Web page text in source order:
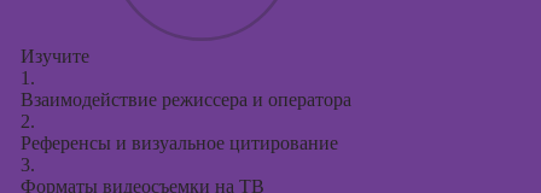
Изучите
1.
Взаимодействие режиссера и оператора
2.
Референсы и визуальное цитирование
3.
Форматы видеосъемки на ТВ